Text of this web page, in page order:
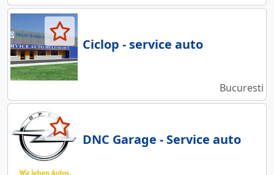
Ciclop - service auto
Bucuresti
DNC Garage - Service auto